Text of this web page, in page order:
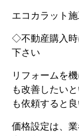
エコカラット
◇不動産購入時
下さい
リフォームを
も改善したい
も依頼すると良
価格設定は、